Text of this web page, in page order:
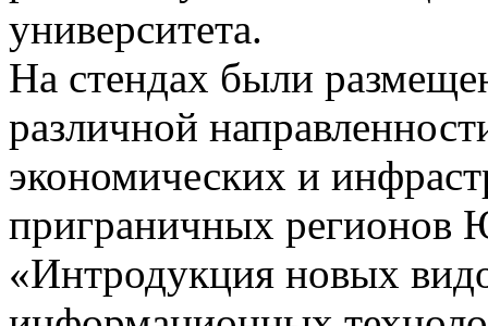
университета.
На стендах были
различной
экономических и
приграничных
«Интродукция новых